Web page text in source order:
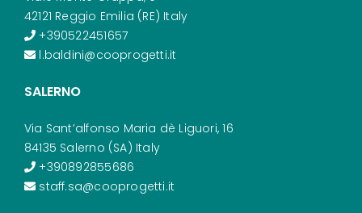
42121 Reggio Emilia (RE) Italy
+390522451657
l.baldini@cooprogetti.it
SALERNO
Via Sant’alfonso Maria dè Liguori, 16
84135 Salerno (SA) Italy
+390892855686
staff.sa@cooprogetti.it